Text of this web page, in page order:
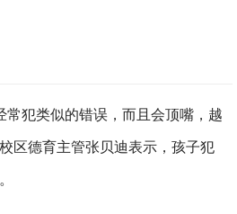
犯类似的错误，而且会顶嘴，越
区德育主管张贝迪表示，孩子犯